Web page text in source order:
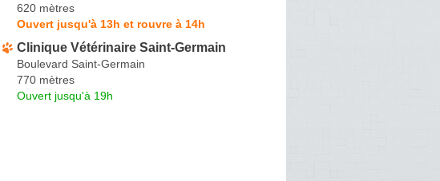
620 mètres
Ouvert jusqu'à 13h et rouvre à 14h
Clinique Vétérinaire Saint-Germain
Boulevard Saint-Germain
770 mètres
Ouvert jusqu'à 19h